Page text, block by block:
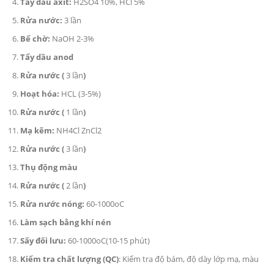
Rửa nước:3 lần
Bể chờ: NaOH 2-3%
Tẩy dầu anod
Rửa nước (3 lần)
Hoạt hóa: HCL (3-5%)
Rửa nước ( 1 lần)
Mạ kẽm: NH4Cl ZnCl2
Rửa nước (3 lần)
Thụ động màu
Rửa nước ( 2 lần)
Rửa nước nóng:60-1000oC
Làm sạch bằng khí nén
Sấy đối lưu:60-1000oC(10-15 phút)
Kiểm tra chất lượng (QC): Kiểm tra độ bám, độ dày lớp mạ, màu